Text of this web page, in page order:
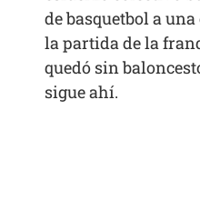
de basquetbol a
la partida de la
quedó sin
sigue ahí.